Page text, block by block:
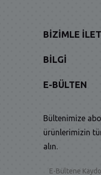
BIZIMLE
BILGI
E-BÜLTEN
Bültenimize
ürünlerimizin
alın.